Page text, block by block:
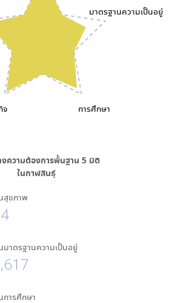
มาตรฐานความเป็นอยู่
การศึกษา
จ
ความต้องการพื้นฐาน 5 มิติ
ในกาฬสินธุ์
สุขภาพ
มาตรฐานความเป็นอยู่
การศึกษา